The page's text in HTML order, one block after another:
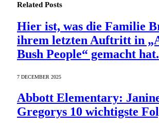
Related Posts
Hier ist, was die Familie
ihrem letzten Auftritt in
Bush People“ gemacht hat.
7 DECEMBER 2025
Abbott Elementary:
Gregorys 10 wichtigste